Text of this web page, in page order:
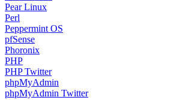
Pear Linux
Perl
Peppermint OS
pfSense
Phoronix
PHP
PHP Twitter
phpMyAdmin
phpMyAdmin Twitter